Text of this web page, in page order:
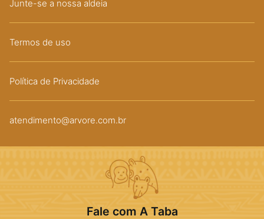
Junte-se a nossa aldeia
Termos de uso
Política de Privacidade
atendimento@arvore.com.br
Fale com A Taba